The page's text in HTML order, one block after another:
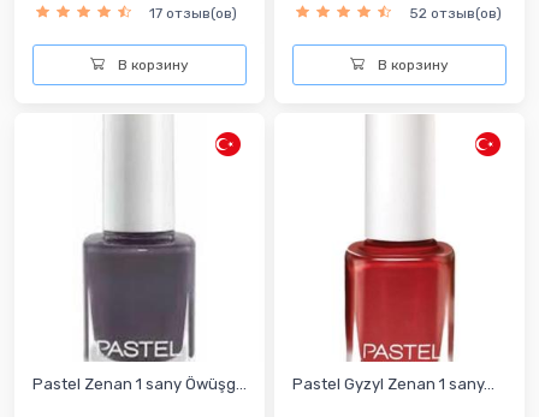
17 отзыв(ов)
В корзину
52 отзыв(ов)
В корзину
Pastel Zenan 1 sany Öwüşg... Pastel Gyzyl Zenan 1 sany...